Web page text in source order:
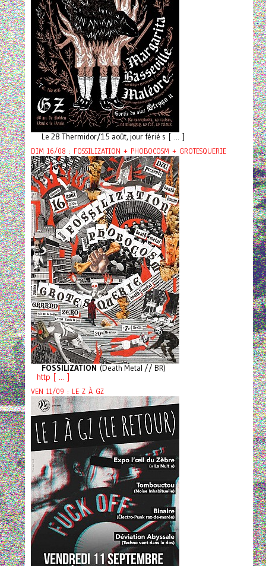
Le 28 Thermidor/15 août, jour férié s [ ... ]
DIM 16/08 : FOSSILIZATION + PHOBOCOSM + GROTESQUERIE
FOSSILIZATION (Death Metal // BR)
http [ ... ]
VEN 11/09 : LE Z À GZ